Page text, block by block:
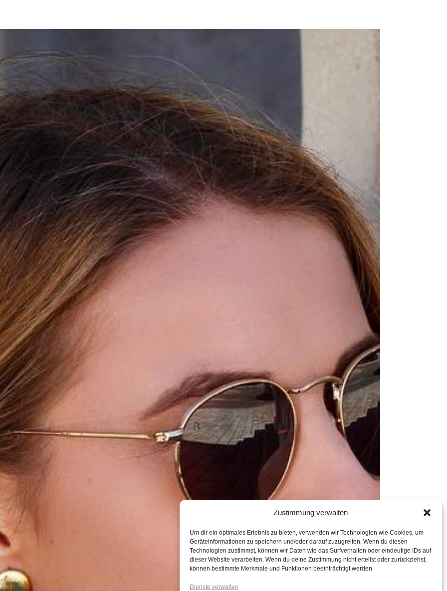
Zustimmung verwalten
Um dir ein optimales Erlebnis zu bieten, verwenden wir Technologien wie Cookies, um
Geräteinformationen zu speichern und/oder darauf zuzugreifen. Wenn du diesen
Technologien zustimmst, können wir Daten wie das Surfverhalten oder eindeutige IDs auf
dieser Website verarbeiten. Wenn du deine Zustimmung nicht erteilst oder zurückziehst,
können bestimmte Merkmale und Funktionen beeinträchtigt werden.
Dienste verwalten